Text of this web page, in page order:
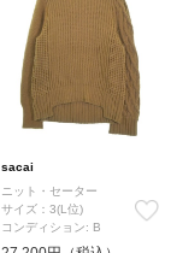
sacai
ニット・セーター
サイズ：3(L位)
コンディション: B